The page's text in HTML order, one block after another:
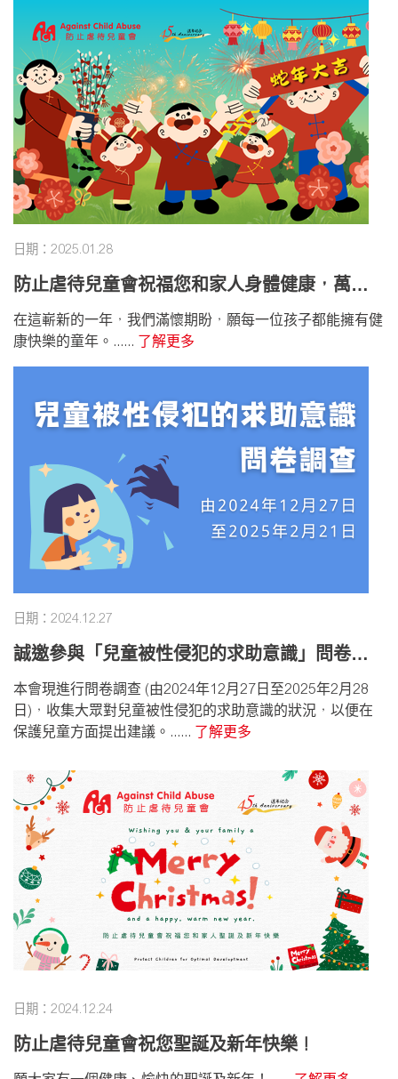
日期：2025.01.28
防止虐待兒童會祝福您和家人身體健康，萬事
在這嶄新的一年，我們滿懷期盼，願每一位孩子都能擁有健
康快樂的童年。...... 了解更多
日期：2024.12.27
誠邀參與「兒童被性侵犯的求助意識」問卷調
本會現進行問卷調查 (由2024年12月27日至2025年2月28
日)，收集大眾對兒童被性侵犯的求助意識的狀況，以便在
保護兒童方面提出建議。...... 了解更多
日期：2024.12.24
防止虐待兒童會祝您聖誕及新年快樂 !